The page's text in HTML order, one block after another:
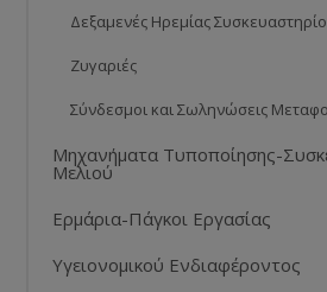
Δεξαμενές Ηρεμίας
Ζυγαριές
Σύνδεσμοι και Σωληνώσεις
Μηχανήματα Τυποποίησης-
Μελιού
Ερμάρια-Πάγκοι Εργασίας
Υγειονομικού Ενδιαφέροντος